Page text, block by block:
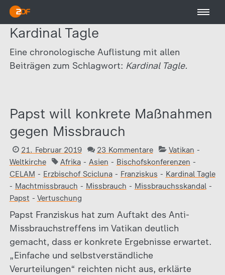
Kardinal Tagle
Eine chronologische Auflistung mit allen
Beiträgen zum Schlagwort: Kardinal Tagle.
Papst will konkrete Maßnahmen
gegen Missbrauch
21. Februar 2019 23 Kommentare Vatikan -
Weltkirche
Afrika- Asien - Bischofskonferenzen -
CELAM - Erzbischof Scicluna- Franziskus - Kardinal Tagle
- Machtmissbrauch - Missbrauch - Missbrauchsskandal-
Papst - Vertuschung
Papst Franziskus hat zum Auftakt des Anti-
Missbrauchstreffens im Vatikan deutlich
gemacht, dass er konkrete Ergebnisse erwartet.
„Einfache und selbstverständliche
Verurteilungen“ reichten nicht aus, erklärte